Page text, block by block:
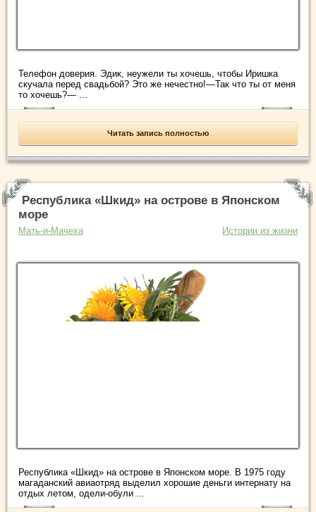
Телефон доверия. Эдик, неужели ты хочешь, чтобы Иришка
скучала перед свадьбой? Это же нечестно!—Так что ты от меня
то хочешь?— ...
Читать запись полностью
Республика «Шкид» на острове в Японском
море
Мать-и-Мачеха Истории из жизни
Республика «Шкид» на острове в Японском море. В 1975 году
магаданский авиаотряд выделил хорошие деньги интернату на
отдых летом, одели-обули ...